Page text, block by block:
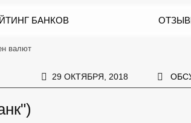
БАНКОВ
валют
29 ОКТЯБРЯ, 2018